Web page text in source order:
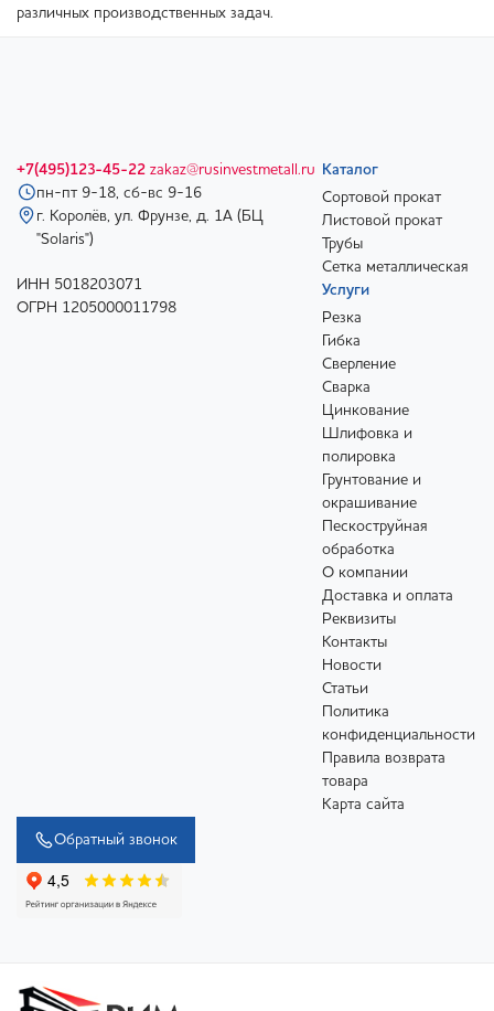
различных производственных задач.
+7(495)123-45-22 zakaz@rusinvestmetall.ru
пн-пт 9-18, сб-вс 9-16
г. Королёв, ул. Фрунзе, д. 1А (БЦ
"Solaris")
ИНН 5018203071
ОГРН 1205000011798
Каталог
Сортовой прокат
Листовой прокат
Трубы
Сетка металлическая
Услуги
Резка
Гибка
Сверление
Сварка
Цинкование
Шлифовка и
полировка
Грунтование и
окрашивание
Пескоструйная
обработка
О компании
Доставка и оплата
Реквизиты
Контакты
Новости
Статьи
Политика
конфиденциальности
Правила возврата
товара
Карта сайта
Обратный звонок